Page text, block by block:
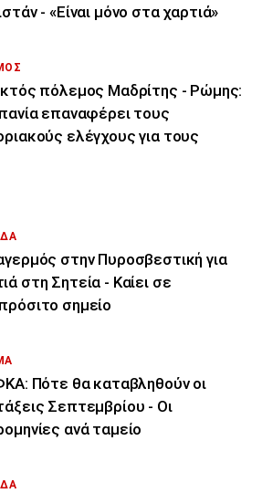
- «Είναι μόνο στα χαρτιά»
πόλεμος Μαδρίτης - Ρώμης:
επαναφέρει τους
ελέγχους για τους
στην Πυροσβεστική για
στη Σητεία - Καίει σε
σημείο
Πότε θα καταβληθούν οι
Σεπτεμβρίου - Οι
ανά ταμείο